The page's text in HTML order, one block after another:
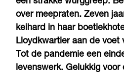
over meepraten. Zeven
keihard in haar
Lloydkwartier aan de voet
Tot de pandemie een
levenswerk. Gelukkig